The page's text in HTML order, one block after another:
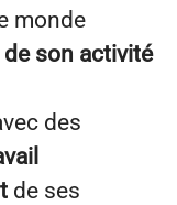
monde
de son activité
des
de ses